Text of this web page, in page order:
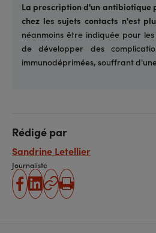
La prescription d'un antibiotique
chez les sujets contacts n'est
néanmoins être indiquée pour
de développer des
immunodéprimées, souffrant
Rédigé par
Sandrine Letellier
Journaliste
partager
partager
Copier
Imprimer